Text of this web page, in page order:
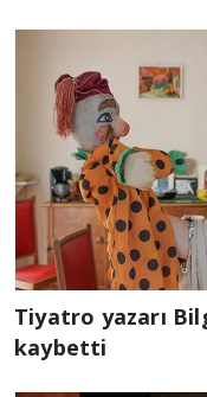
Tiyatro yazarı
kaybetti